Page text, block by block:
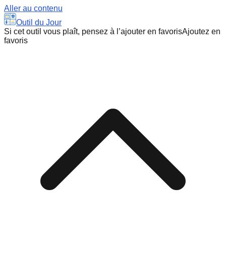
Aller au contenu
Outil du Jour
Si cet outil vous plaît, pensez à l’ajouter en favorisAjoutez en
favoris